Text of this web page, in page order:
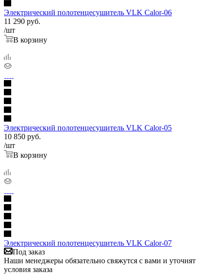
Электрический полотенцесушитель VLK Calor-06
11 290 руб.
/шт
В корзину
Электрический полотенцесушитель VLK Calor-05
10 850 руб.
/шт
В корзину
Электрический полотенцесушитель VLK Calor-07
Под заказ
Наши менеджеры обязательно свяжутся с вами и уточнят
условия заказа